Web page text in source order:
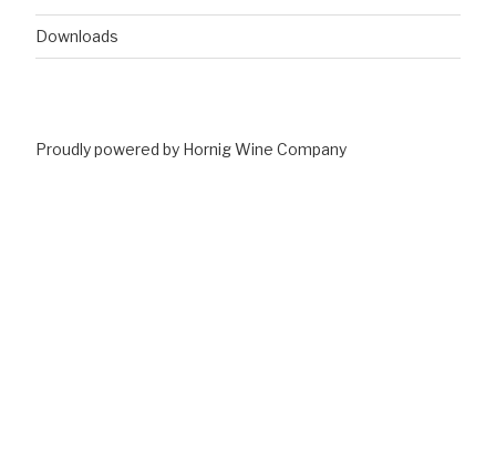
Downloads
Proudly powered by Hornig Wine Company